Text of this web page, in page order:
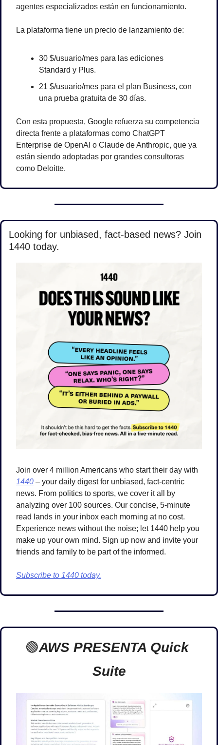
agentes especializados están en funcionamiento.
La plataforma tiene un precio de lanzamiento de:
30 $/usuario/mes para las ediciones
Standard y Plus.
21 $/usuario/mes para el plan Business, con
una prueba gratuita de 30 días.
Con esta propuesta, Google refuerza su competencia
directa frente a plataformas como ChatGPT
Enterprise de OpenAI o Claude de Anthropic, que ya
están siendo adoptadas por grandes consultoras
como Deloitte.
Looking for unbiased, fact-based news? Join
1440 today.
1440 – your daily digest for unbiased, fact-centric
news. From politics to sports, we cover it all by
analyzing over 100 sources. Our concise, 5-minute
read lands in your inbox each morning at no cost.
Experience news without the noise; let 1440 help you
make up your own mind. Sign up now and invite your
friends and family to be part of the informed.
Subscribe to 1440 today.
🟢AWS PRESENTA Quick
Suite